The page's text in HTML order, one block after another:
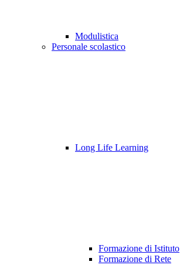
Modulistica
Personale scolastico
Long Life Learning
Formazione di Istituto
Formazione di Rete